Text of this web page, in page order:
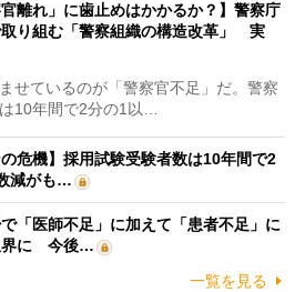
官離れ」に歯止めはかかるか？】警察庁
り組む「警察組織の構造改革」 実
せているのが「警察官不足」だ。警察
10年間で2分の1以…
の危機】採用試験受験者数は10年間で2
減がも…
で「医師不足」に加えて「患者不足」に
界に 今後…
一覧を見る